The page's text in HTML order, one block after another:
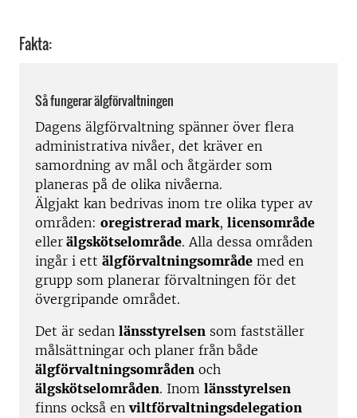
Fakta:
Så fungerar älgförvaltningen
Dagens älgförvaltning spänner över flera
administrativa nivåer, det kräver en
samordning av mål och åtgärder som
planeras på de olika nivåerna.
Älgjakt kan bedrivas inom tre olika typer av
områden: oregistrerad mark, licensområde
eller älgskötselområde. Alla dessa områden
ingår i ett älgförvaltningsområde med en
grupp som planerar förvaltningen för det
övergripande området.
Det är sedan länsstyrelsen som fastställer
målsättningar och planer från både
älgförvaltningsområden och
älgskötselområden. Inom länsstyrelsen
finns också enviltförvaltningsdelegation